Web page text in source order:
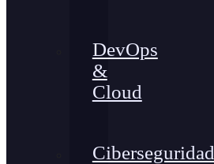
DevOps
&
Cloud
Ciberseguridad